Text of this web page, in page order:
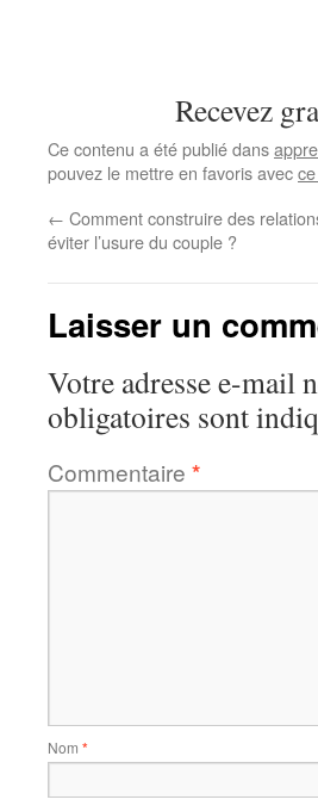
Recevez
Ce contenu a été publié dans
pouvez le mettre en favoris avec
← Comment construire des
éviter l’usure du couple ?
Laisser un
Votre adresse e-mail
obligatoires sont
Commentaire *
Nom *